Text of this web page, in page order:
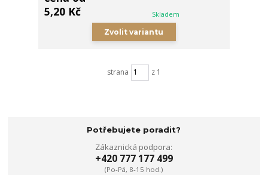
5,20 Kč
Skladem
Zvolit variantu
strana z 1
Potřebujete poradit?
Zákaznická podpora:
+420 777 177 499
(Po-Pá, 8-15 hod.)